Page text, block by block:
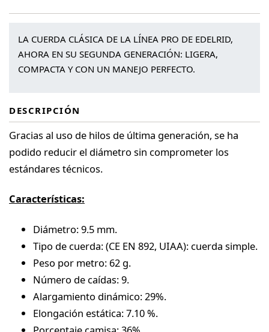
LA CUERDA CLÁSICA DE LA LÍNEA PRO DE EDELRID,
AHORA EN SU SEGUNDA GENERACIÓN: LIGERA,
COMPACTA Y CON UN MANEJO PERFECTO.
DESCRIPCIÓN
Gracias al uso de hilos de última generación, se ha
podido reducir el diámetro sin comprometer los
estándares técnicos.
Características:
Diámetro: 9.5 mm.
Tipo de cuerda: (CE EN 892, UIAA): cuerda simple.
Peso por metro: 62 g.
Número de caídas: 9.
Alargamiento dinámico: 29%.
Elongación estática: 7.10 %.